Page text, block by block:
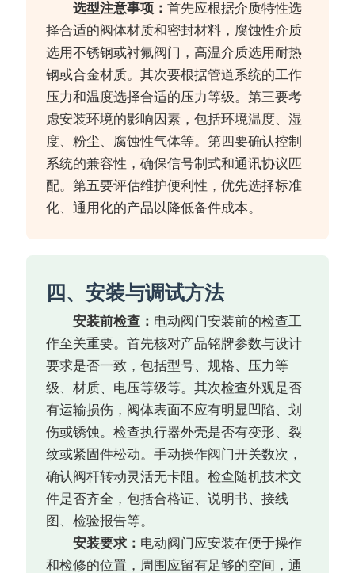
选型注意事项：首先应根据介质特性选
择合适的阀体材质和密封材料，腐蚀性介质
选用不锈钢或衬氟阀门，高温介质选用耐热
钢或合金材质。其次要根据管道系统的工作
压力和温度选择合适的压力等级。第三要考
虑安装环境的影响因素，包括环境温度、湿
度、粉尘、腐蚀性气体等。第四要确认控制
系统的兼容性，确保信号制式和通讯协议匹
配。第五要评估维护便利性，优先选择标准
化、通用化的产品以降低备件成本。
四、安装与调试方法
安装前检查： 电动阀门安装前的检查工
作至关重要。首先核对产品铭牌参数与设计
要求是否一致，包括型号、规格、压力等
级、材质、电压等级等。其次检查外观是否
有运输损伤，阀体表面不应有明显凹陷、划
伤或锈蚀。检查执行器外壳是否有变形、裂
纹或紧固件松动。手动操作阀门开关数次，
确认阀杆转动灵活无卡阻。检查随机技术文
件是否齐全，包括合格证、说明书、接线
图、检验报告等。
安装要求： 电动阀门应安装在便于操作
和检修的位置，周围应留有足够的空间，通